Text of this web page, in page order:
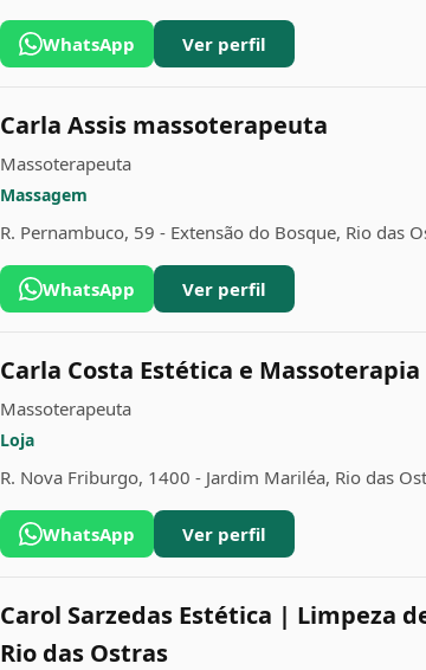
WhatsApp Ver perfil
Carla Assis massoterapeuta
Massoterapeuta
Massagem
R. Pernambuco, 59 - Extensão do Bosque, Rio das
WhatsApp Ver perfil
Carla Costa Estética e Massoterapia
Massoterapeuta
Loja
R. Nova Friburgo, 1400 - Jardim Mariléa, Rio das
WhatsApp Ver perfil
Carol Sarzedas Estética | Limpeza
Rio das Ostras